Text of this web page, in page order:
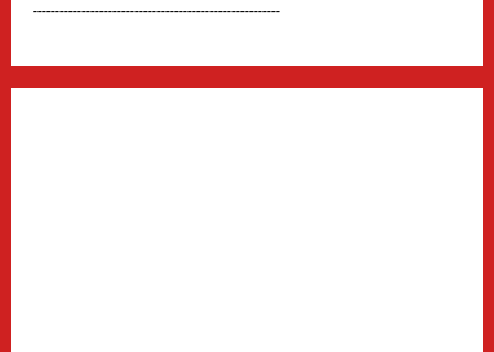
--------------------------------------------------------